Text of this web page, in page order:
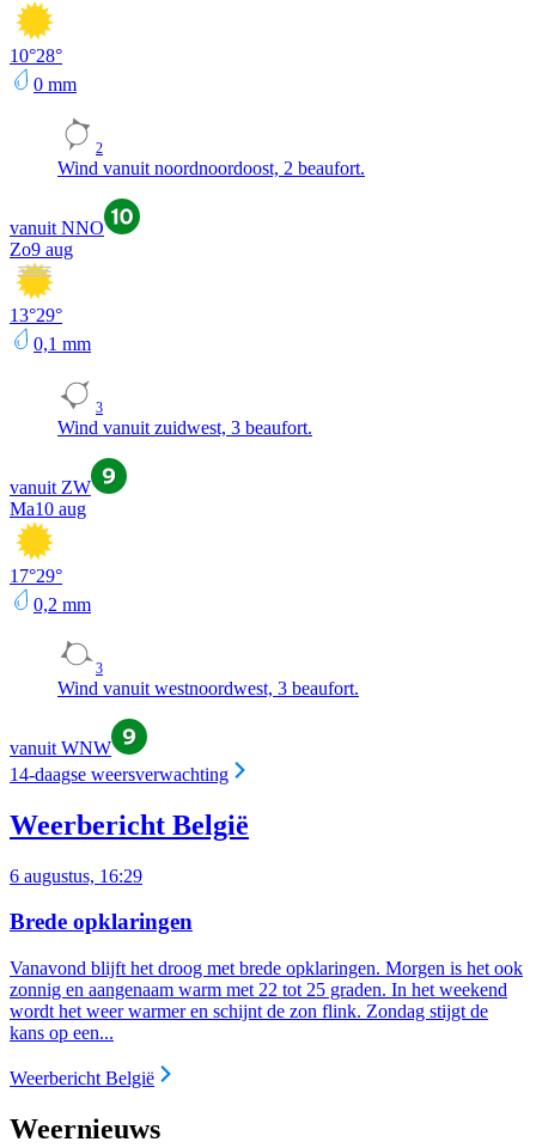
10°28°
0 mm
2
Wind vanuit noordnoordoost, 2 beaufort.
vanuit NNO
Zo9 aug
13°29°
0,1 mm
3
Wind vanuit zuidwest, 3 beaufort.
vanuit ZW
Ma10 aug
17°29°
0,2 mm
3
Wind vanuit westnoordwest, 3 beaufort.
vanuit WNW
14-daagse weersverwachting
Weerbericht België
6 augustus, 16:29
Brede opklaringen
Vanavond blijft het droog met brede opklaringen. Morgen is het ook
zonnig en aangenaam warm met 22 tot 25 graden. In het weekend
wordt het weer warmer en schijnt de zon flink. Zondag stijgt de
kans op een...
Weerbericht België
Weernieuws